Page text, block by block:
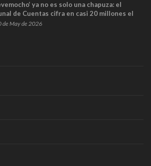
ya no es solo una chapuza: el
de Cuentas cifra en casi 20 millones el
de los trenes que no cabían por los
de May de 2026